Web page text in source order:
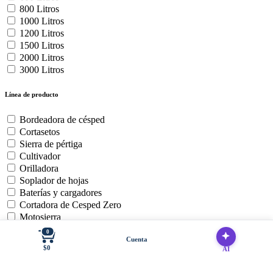
800 Litros
1000 Litros
1200 Litros
1500 Litros
2000 Litros
3000 Litros
Línea de producto
Bordeadora de césped
Cortasetos
Sierra de pértiga
Cultivador
Orilladora
Soplador de hojas
Baterías y cargadores
Cortadora de Cesped Zero
Motosierra
Uso del producto
0
$0
Cuenta
AI